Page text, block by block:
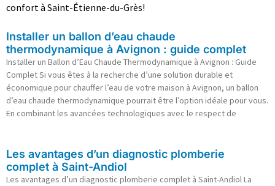
confort à Saint-Étienne-du-Grès!
Installer un ballon d’eau chaude
thermodynamique à Avignon : guide complet
Installer un Ballon d’Eau Chaude Thermodynamique à Avignon : Guide
Complet Si vous êtes à la recherche d’une solution durable et
économique pour chauffer l’eau de votre maison à Avignon, un ballon
d’eau chaude thermodynamique pourrait être l’option idéale pour vous.
En combinant les avancées technologiques avec le respect de
Les avantages d’un diagnostic plomberie
complet à Saint-Andiol
Les avantages d’un diagnostic plomberie complet à Saint-Andiol La